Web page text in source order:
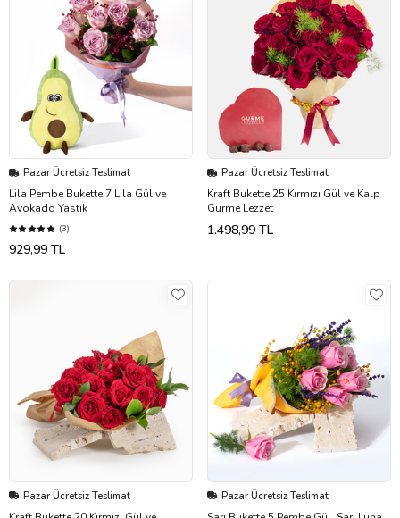
Pazar Ücretsiz Teslimat
Lila Pembe Bukette 7 Lila Gül ve
Avokado Yastık
(3)
929,99 TL
Pazar Ücretsiz Teslimat
Kraft Bukette 25 Kırmızı Gül ve Kalp
Gurme Lezzet
1.498,99 TL
Pazar Ücretsiz Teslimat Pazar Ücretsiz Teslimat